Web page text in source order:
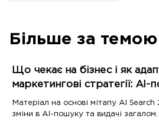
Більше за темою
Що чекає на бізнес і як
маркетингові стратегії:
Матеріал на основі мітапу AI
зміни в AI-пошуку та видачі загалом.